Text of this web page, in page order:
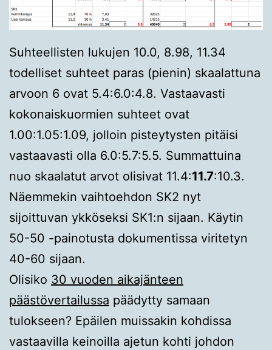
Suhteellisten lukujen 10.0, 8.98, 11.34
todelliset suhteet paras (pienin) skaalattuna
arvoon 6 ovat 5.4:6.0:4.8. Vastaavasti
kokonaiskuormien suhteet ovat
1.00:1.05:1.09, jolloin pisteytysten pitäisi
vastaavasti olla 6.0:5.7:5.5. Summattuina
nuo skaalatut arvot olisivat 11.4:11.7:10.3.
Näemmekin vaihtoehdon SK2 nyt
sijoittuvan ykköseksi SK1:n sijaan. Käytin
50-50 -painotusta dokumentissa viritetyn
40-60 sijaan.
Olisiko 30 vuoden aikajänteen
päästövertailussa päädytty samaan
tulokseen? Epäilen muissakin kohdissa
vastaavilla keinoilla ajetun kohti johdon